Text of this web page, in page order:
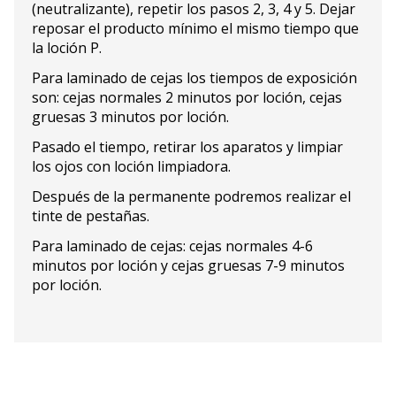
(neutralizante), repetir los pasos 2, 3, 4 y 5. Dejar
reposar el producto mínimo el mismo tiempo que
la loción P.
Para laminado de cejas los tiempos de exposición
son: cejas normales 2 minutos por loción, cejas
gruesas 3 minutos por loción.
Pasado el tiempo, retirar los aparatos y limpiar
los ojos con loción limpiadora.
Después de la permanente podremos realizar el
tinte de pestañas.
Para laminado de cejas: cejas normales 4-6
minutos por loción y cejas gruesas 7-9 minutos
por loción.